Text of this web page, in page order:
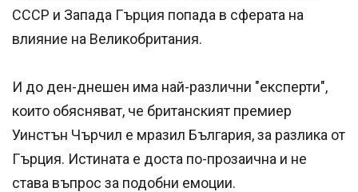
СССР и Запада Гърция попада в сферата на
влияние на Великобритания.
И до ден-днешен има най-различни "експерти",
които обясняват, че британският премиер
Уинстън Чърчил е мразил България, за разлика от
Гърция. Истината е доста по-прозаична и не
става въпрос за подобни емоции.